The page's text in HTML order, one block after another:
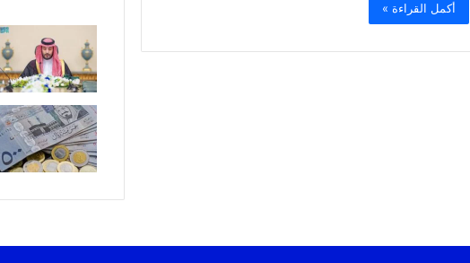
أكمل القراءة »